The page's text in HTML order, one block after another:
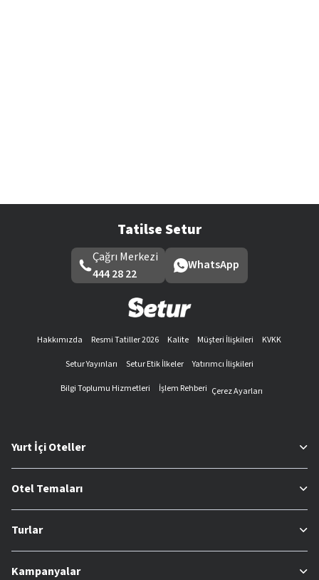
Tatilse Setur
Çağrı Merkezi
444 28 22
WhatsApp
Hakkımızda Resmi Tatiller 2026 Kalite Müşteri İlişkileri
KVKK
Setur Yayınları
Setur Etik İlkeler
Yatırımcı İlişkileri
Bilgi Toplumu Hizmetleri
İşlem Rehberi Çerez Ayarları
Yurt İçi Oteller
Otel Temaları
Turlar
Kampanyalar